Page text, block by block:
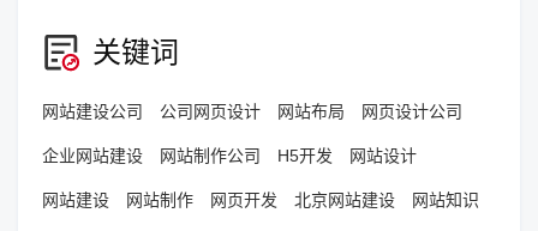
关键词
网站建设公司 公司网页设计 网站布局 网页设计公司
企业网站建设 网站制作公司 H5开发 网站设计
网站建设 网站制作 网页开发 北京网站建设 网站知识